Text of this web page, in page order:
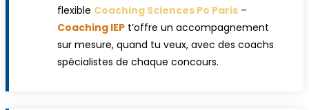
flexible Coaching Sciences Po Paris –
Coaching IEP t’offre un accompagnement
sur mesure, quand tu veux, avec des coachs
spécialistes de chaque concours.